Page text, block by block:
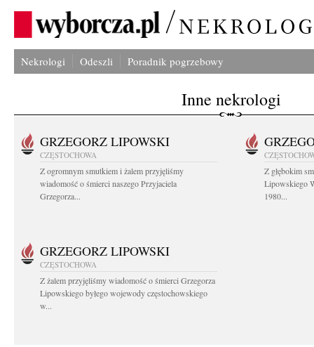
Nekrologi Odeszli Poradnik pogrzebowy
Inne nekrologi
GRZEGORZ LIPOWSKI
CZĘSTOCHOWA
Z ogromnym smutkiem i żalem przyjęliśmy
wiadomość o śmierci naszego Przyjaciela
Grzegorza...
Z głębokim
Lipowskiego
1980...
GRZEGORZ LIPOWSKI
CZĘSTOCHOWA
Z żalem przyjęliśmy wiadomość o śmierci Grzegorza
Lipowskiego byłego wojewody częstochowskiego
w...